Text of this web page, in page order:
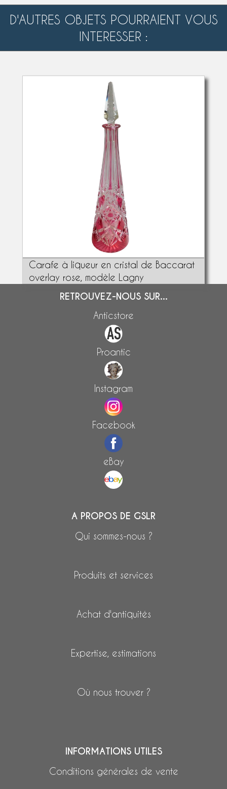
D'AUTRES OBJETS POURRAIENT VOUS
INTERESSER :
Carafe à liqueur en cristal de Baccarat
overlay rose, modèle Lagny
RETROUVEZ-NOUS SUR...
Anticstore
Proantic
Instagram
Facebook
eBay
A PROPOS DE GSLR
Qui sommes-nous ?
Produits et services
Achat d'antiquités
Expertise, estimations
Où nous trouver ?
INFORMATIONS UTILES
Conditions générales de vente